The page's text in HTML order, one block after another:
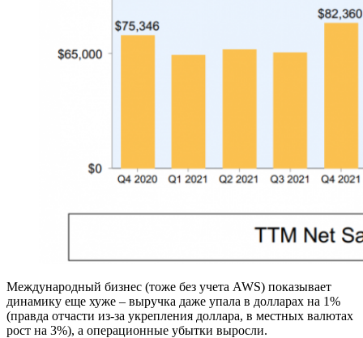
Международный бизнес (тоже без учета AWS) показывает
динамику еще хуже – выручка даже упала в долларах на 1%
(правда отчасти из-за укрепления доллара, в местных валютах
рост на 3%), а операционные убытки выросли.